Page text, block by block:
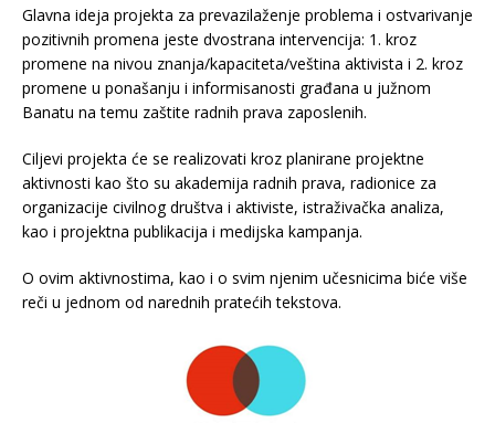
Glavna ideja projekta za prevazilaženje problema i ostvarivanje
pozitivnih promena jeste dvostrana intervencija: 1. kroz
promene na nivou znanja/kapaciteta/veština aktivista i 2. kroz
promene u ponašanju i informisanosti građana u južnom
Banatu na temu zaštite radnih prava zaposlenih.
Ciljevi projekta će se realizovati kroz planirane projektne
aktivnosti kao što su akademija radnih prava, radionice za
organizacije civilnog društva i aktiviste, istraživačka analiza,
kao i projektna publikacija i medijska kampanja.
O ovim aktivnostima, kao i o svim njenim učesnicima biće više
reči u jednom od narednih pratećih tekstova.